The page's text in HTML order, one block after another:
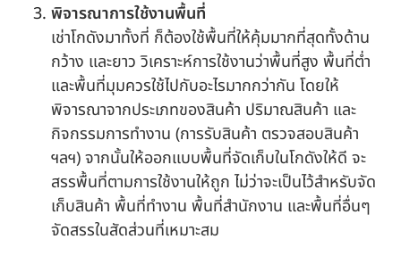
พิจารณาการใช้งานพื้นที่
เช่าโกดังมาทั้งที่ ก็ต้องใช้พื้นที่ให้คุ้มมากที่สุดทั้งด้าน
กว้าง และยาว วิเคราะห์การใช้งานว่าพื้นที่สูง พื้นที่ต่ำ
และพื้นที่มุมควรใช้ไปกับอะไรมากกว่ากัน โดยให้
พิจารณาจากประเภทของสินค้า ปริมาณสินค้า และ
กิจกรรมการทำงาน (การรับสินค้า ตรวจสอบสินค้า
ฯลฯ) จากนั้นให้ออกแบบพื้นที่จัดเก็บในโกดังให้ดี จะ
สรรพื้นที่ตามการใช้งานให้ถูก ไม่ว่าจะเป็นไว้สำหรับจัด
เก็บสินค้า พื้นที่ทำงาน พื้นที่สำนักงาน และพื้นที่อื่นๆ
จัดสรรในสัดส่วนที่เหมาะสม